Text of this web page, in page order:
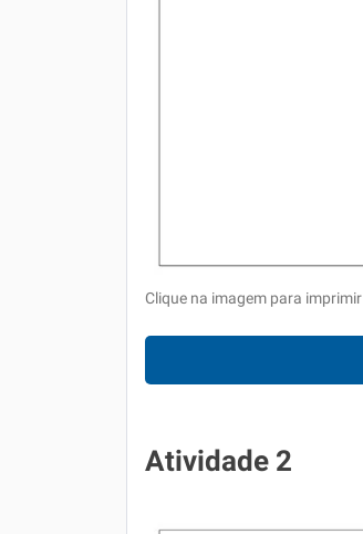
Clique na imagem para imprimir
Atividade 2